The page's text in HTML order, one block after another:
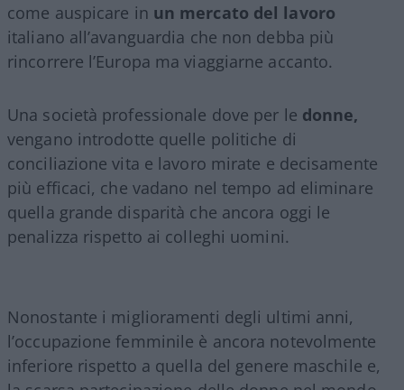
come auspicare in un mercato del lavoro
italiano all’avanguardia che non debba più
rincorrere l’Europa ma viaggiarne accanto.
Una società professionale dove per le donne,
vengano introdotte quelle politiche di
conciliazione vita e lavoro mirate e decisamente
più efficaci, che vadano nel tempo ad eliminare
quella grande disparità che ancora oggi le
penalizza rispetto ai colleghi uomini.
Nonostante i miglioramenti degli ultimi anni,
l’occupazione femminile è ancora notevolmente
inferiore rispetto a quella del genere maschile e,